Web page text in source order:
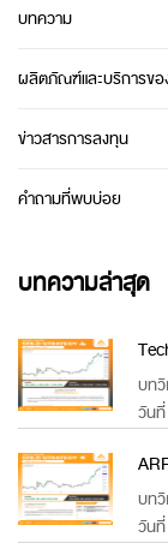
บทความ
ผลิตภัณฑ์และบริการขอ
ข่าวสารการลงทุน
คำถามที่พบบ่อย
บทความล่าสุด
บทวิ
วัน
บทวิ
วัน